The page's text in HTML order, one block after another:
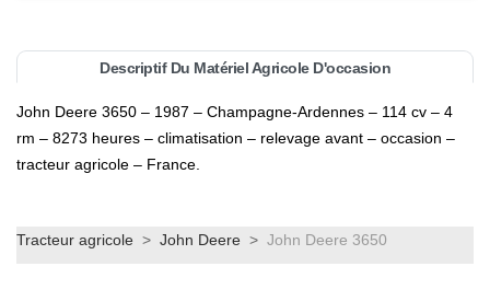
Descriptif Du Matériel Agricole D'occasion
John Deere 3650 – 1987 – Champagne-Ardennes – 114 cv – 4
rm – 8273 heures – climatisation – relevage avant – occasion –
tracteur agricole – France.
Tracteur agricole > John Deere > John Deere 3650